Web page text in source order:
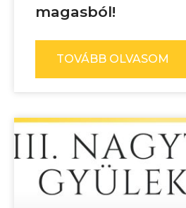
magasból!
TOVÁBB OLVASOM